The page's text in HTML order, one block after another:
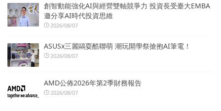
創智動能強化AI與經營雙軸競爭力 投資長受臺大EMBA
邀分享AI時代投資思維
2026/08/07
ASUSx三麗鷗耍酷聯萌 潮玩開學祭搶抱AI筆電！
2026/08/07
AMD公佈2026年第2季財務報告
2026/08/07